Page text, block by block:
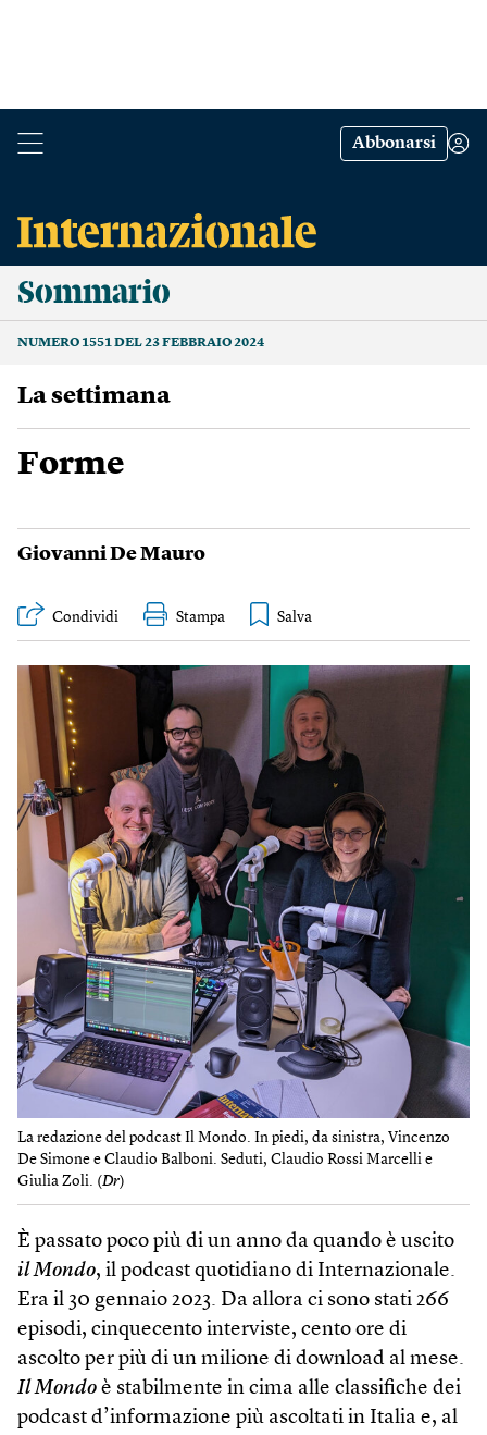
Abbonarsi
Sommario
NUMERO 1551 DEL 23 FEBBRAIO 2024
La settimana
Forme
Giovanni De Mauro
Condividi Stampa
La redazione del podcast Il Mondo. In piedi, da sinistra, Vincenzo
De Simone e Claudio Balboni. Seduti, Claudio Rossi Marcelli e
Giulia Zoli. (Dr)
È passato poco più di un anno da quando è uscito
il Mondo, il podcast quotidiano di Internazionale.
Era il 30 gennaio 2023. Da allora ci sono stati 266
episodi, cinquecento interviste, cento ore di
ascolto per più di un milione di download al mese.
Il Mondo è stabilmente in cima alle classifiche dei
podcast d’informazione più ascoltati in Italia e, al